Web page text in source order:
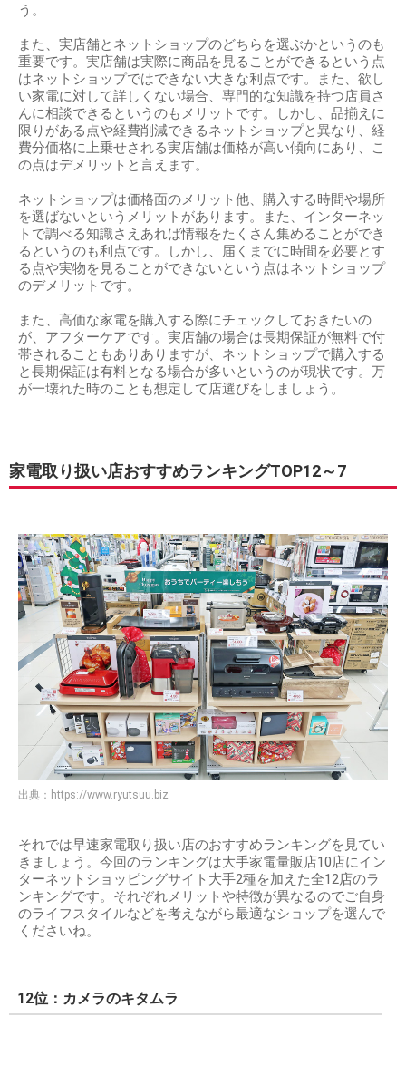
う。
また、実店舗とネットショップのどちらを選ぶかというのも
重要です。実店舗は実際に商品を見ることができるという点
はネットショップではできない大きな利点です。また、欲し
い家電に対して詳しくない場合、専門的な知識を持つ店員さ
んに相談できるというのもメリットです。しかし、品揃えに
限りがある点や経費削減できるネットショップと異なり、経
費分価格に上乗せされる実店舗は価格が高い傾向にあり、こ
の点はデメリットと言えます。
ネットショップは価格面のメリット他、購入する時間や場所
を選ばないというメリットがあります。また、インターネッ
トで調べる知識さえあれば情報をたくさん集めることができ
るというのも利点です。しかし、届くまでに時間を必要とす
る点や実物を見ることができないという点はネットショップ
のデメリットです。
また、高価な家電を購入する際にチェックしておきたいの
が、アフターケアです。実店舗の場合は長期保証が無料で付
帯されることもありありますが、ネットショップで購入する
と長期保証は有料となる場合が多いというのが現状です。万
が一壊れた時のことも想定して店選びをしましょう。
家電取り扱い店おすすめランキングTOP12～7
出典： https://www.ryutsuu.biz
それでは早速家電取り扱い店のおすすめランキングを見てい
きましょう。今回のランキングは大手家電量販店10店にイン
ターネットショッピングサイト大手2種を加えた全12店のラ
ンキングです。それぞれメリットや特徴が異なるのでご自身
のライフスタイルなどを考えながら最適なショップを選んで
くださいね。
12位：カメラのキタムラ